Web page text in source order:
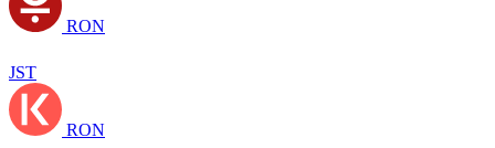
RON
JST
RON